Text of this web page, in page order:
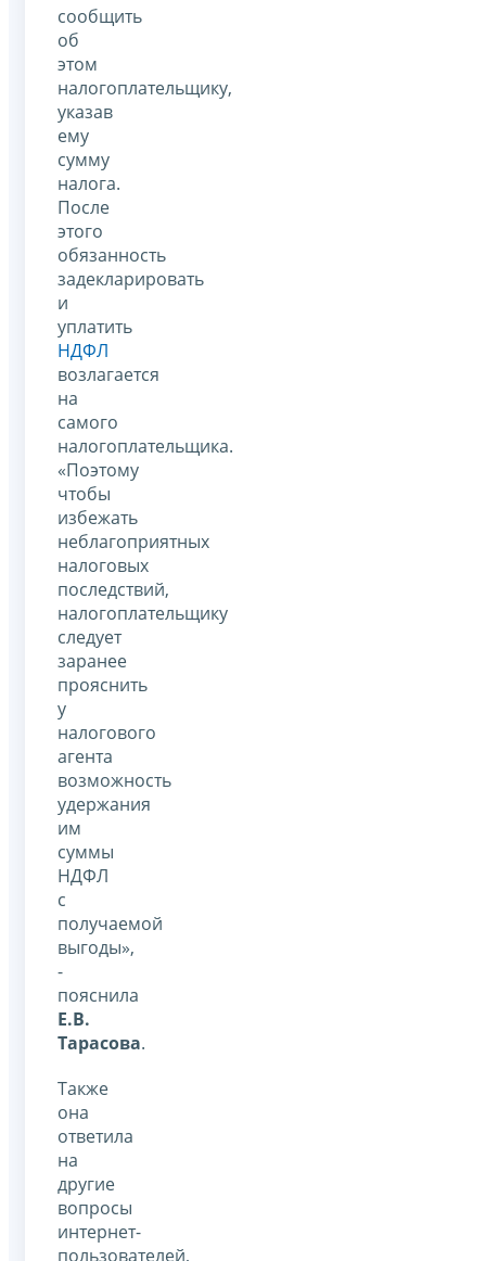
сообщить
об
этом
налогоплательщику,
указав
ему
сумму
налога.
После
этого
обязанность
задекларировать
и
уплатить
НДФЛ
возлагается
на
самого
налогоплательщика.
«Поэтому
чтобы
избежать
неблагоприятных
налоговых
последствий,
налогоплательщику
следует
заранее
прояснить
у
налогового
агента
возможность
удержания
им
суммы
НДФЛ
с
получаемой
выгоды»,
-
пояснила
Е.В.
Тарасова.
Также
она
ответила
на
другие
вопросы
интернет-
пользователей,